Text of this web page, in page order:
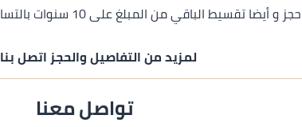
لمزيد من التفاصيل والحجز اتصل بنا
تواصل معنا